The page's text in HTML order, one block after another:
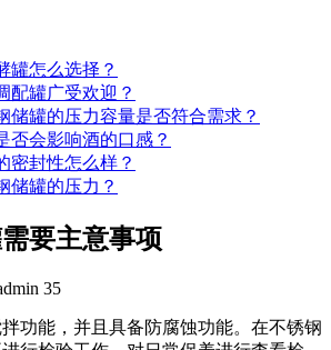
罐怎么选择？
配罐广受欢迎？
储罐的压力容量是否符合需求？
否会影响酒的口感？
密封性怎么样？
储罐的压力？
要主意事项
35
功能，并且具备防腐蚀功能。在不锈钢